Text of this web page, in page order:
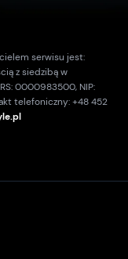
serwisu jest:
z siedzibą w
0000983500, NIP:
telefoniczny: +48 452